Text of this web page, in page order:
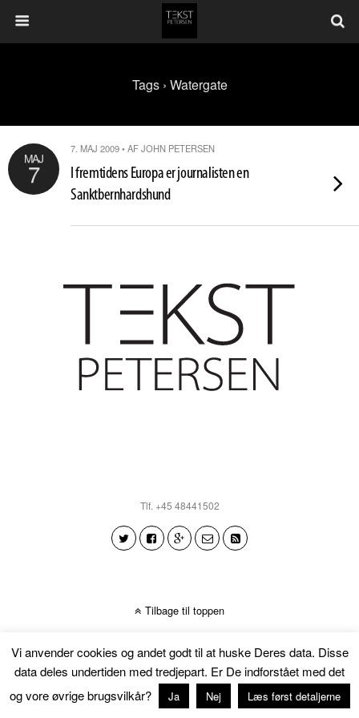
Tags › Watergate
MAJ
7
7. MAJ 2009 • AF JOHN PETERSEN
I fremtidens Europa er journalisten en
Sanktbernhardshund
Tlf. +45 48441502
Vi anvender cookies og andet godt til at huske Deres data. Disse
data deles undertiden med tredjepart. Er De indforstået med det
og vore øvrige brugsvilkår?
Ja Nej Læs først detaljerne
Tilbage til toppen